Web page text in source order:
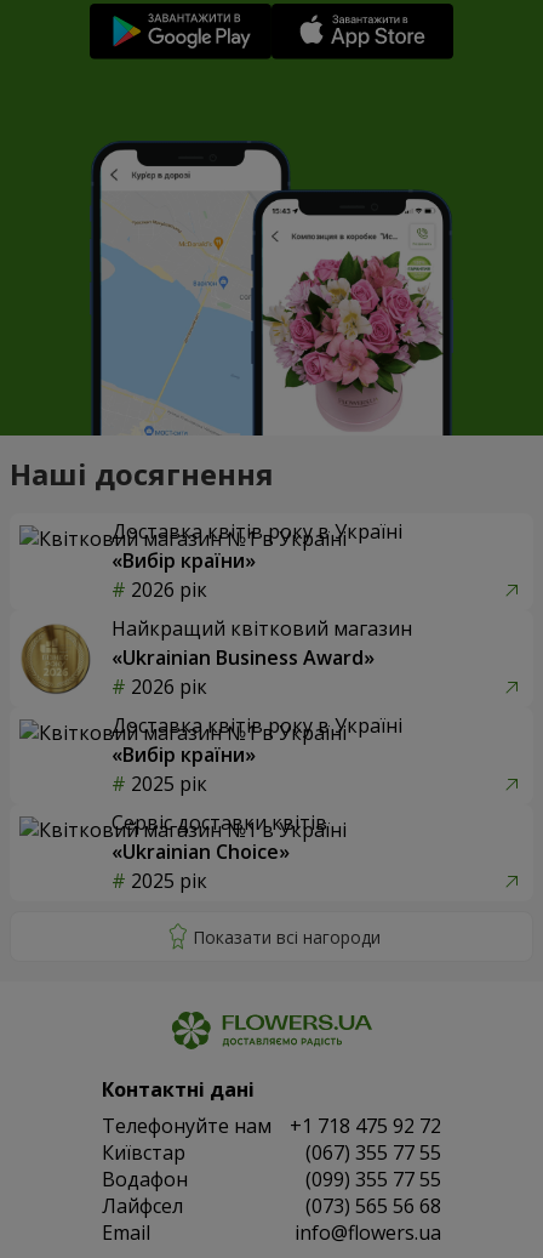
Наші досягнення
Доставка квітів року в Україні
«Вибір країни»
2026 рік
Найкращий квітковий магазин
«Ukrainian Business Award»
2026 рік
Доставка квітів року в Україні
«Вибір країни»
2025 рік
Сервіс доставки квітів
«Ukrainian Choice»
2025 рік
Контактні дані
Телефонуйте нам
+1 718 475 92 72
Київстар
(067) 355 77 55
Водафон
(099) 355 77 55
Лайфсел
(073) 565 56 68
Email
info@flowers.ua